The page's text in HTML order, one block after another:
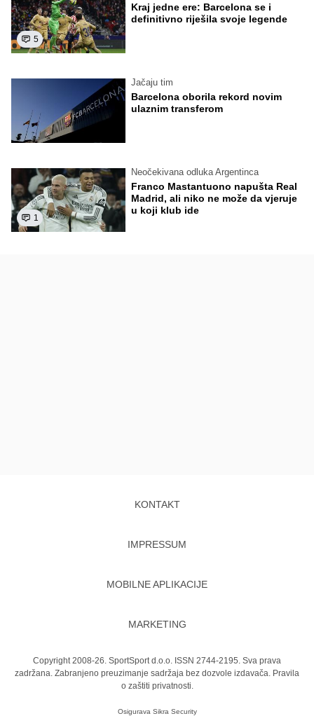
5
Kraj jedne ere: Barcelona se i
definitivno riješila svoje legende
Jačaju tim
Barcelona oborila rekord novim
ulaznim transferom
1
Neočekivana odluka Argentinca
Franco Mastantuono napušta Real
Madrid, ali niko ne može da vjeruje
u koji klub ide
KONTAKT
IMPRESSUM
MOBILNE APLIKACIJE
MARKETING
Copyright 2008-26. SportSport d.o.o. ISSN 2744-2195. Sva prava
zadržana. Zabranjeno preuzimanje sadržaja bez dozvole izdavača. Pravila
o zaštiti privatnosti.
Osigurava Sikra Security